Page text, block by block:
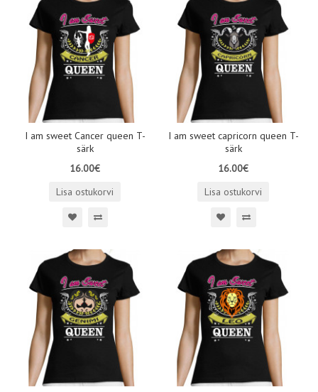
I am sweet Cancer queen T-
särk
16.00€
Lisa ostukorvi
I am sweet capricorn queen T-
särk
16.00€
Lisa ostukorvi